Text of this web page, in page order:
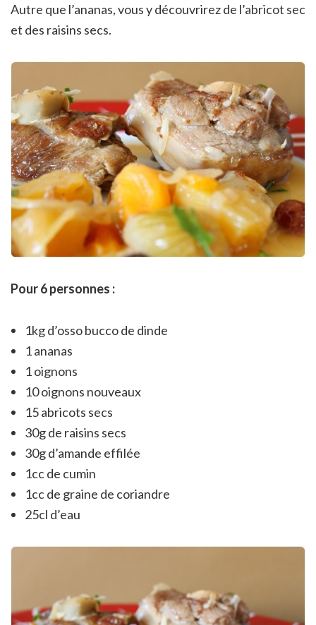
Autre que l’ananas, vous y découvrirez de l’abricot sec
et des raisins secs.
Pour 6 personnes :
1kg d’osso bucco de dinde
1 ananas
1 oignons
10 oignons nouveaux
15 abricots secs
30g de raisins secs
30g d’amande effilée
1cc de cumin
1cc de graine de coriandre
25cl d’eau